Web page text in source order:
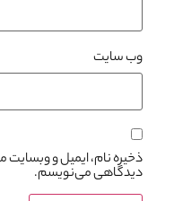
وب‌ سایت
ذخیره نام، ایمیل و وبسایت
دیدگاهی می‌نویسم.